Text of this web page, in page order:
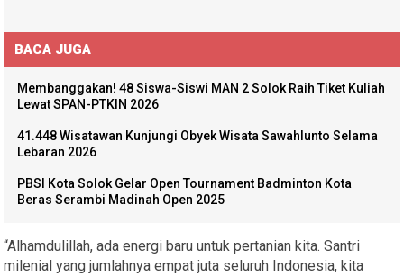
BACA JUGA
Membanggakan! 48 Siswa-Siswi MAN 2 Solok Raih Tiket Kuliah
Lewat SPAN-PTKIN 2026
41.448 Wisatawan Kunjungi Obyek Wisata Sawahlunto Selama
Lebaran 2026
PBSI Kota Solok Gelar Open Tournament Badminton Kota
Beras Serambi Madinah Open 2025
“Alhamdulillah, ada energi baru untuk pertanian kita. Santri
milenial yang jumlahnya empat juta seluruh Indonesia, kita